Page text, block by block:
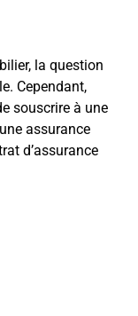
la question
Cependant,
souscrire à une
assurance
d’assurance